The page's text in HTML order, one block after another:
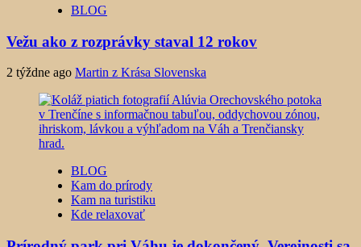
BLOG
Vežu ako z rozprávky staval 12 rokov
2 týždne ago Martin z Krása Slovenska
BLOG
Kam do prírody
Kam na turistiku
Kde relaxovať